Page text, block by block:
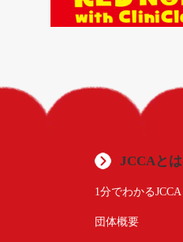
JCCAとは
1分でわかるJCCA
団体概要